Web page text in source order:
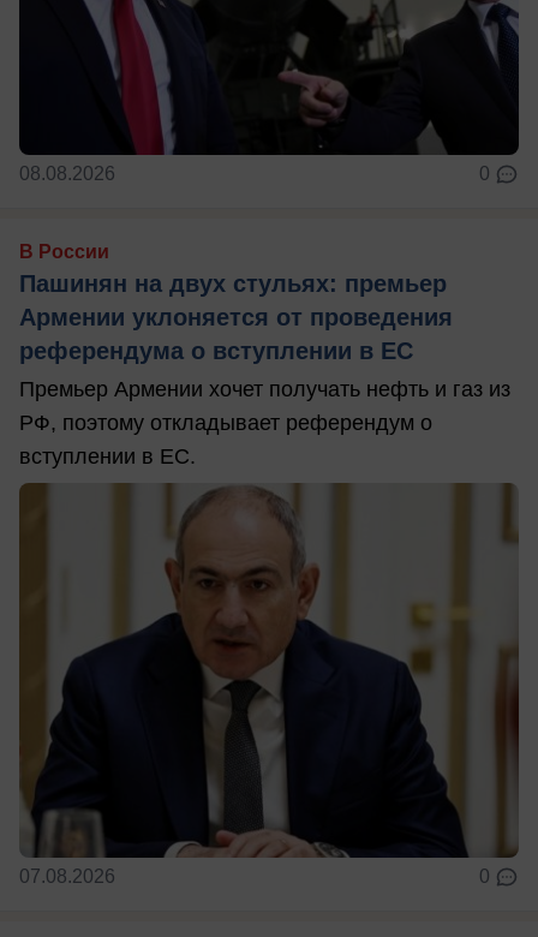
08.08.2026 0
В России
Пашинян на двух стульях: премьер
Армении уклоняется от проведения
референдума о вступлении в ЕС
Премьер Армении хочет получать нефть и газ из
РФ, поэтому откладывает референдум о
вступлении в ЕС.
07.08.2026 0